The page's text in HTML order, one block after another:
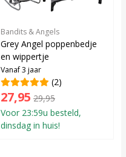
Bandits & Angels
Grey Angel poppenbedje
en wippertje
Vanaf 3 jaar
(2)
27,95 29,95
Voor 23:59u besteld,
dinsdag in huis!